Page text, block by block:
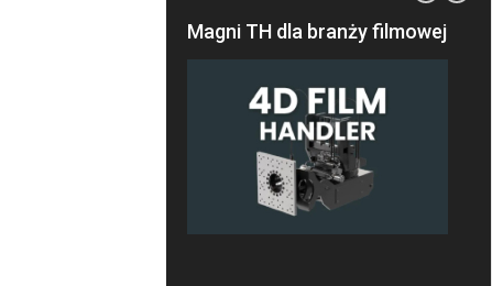
Magni TH dla branży filmowej